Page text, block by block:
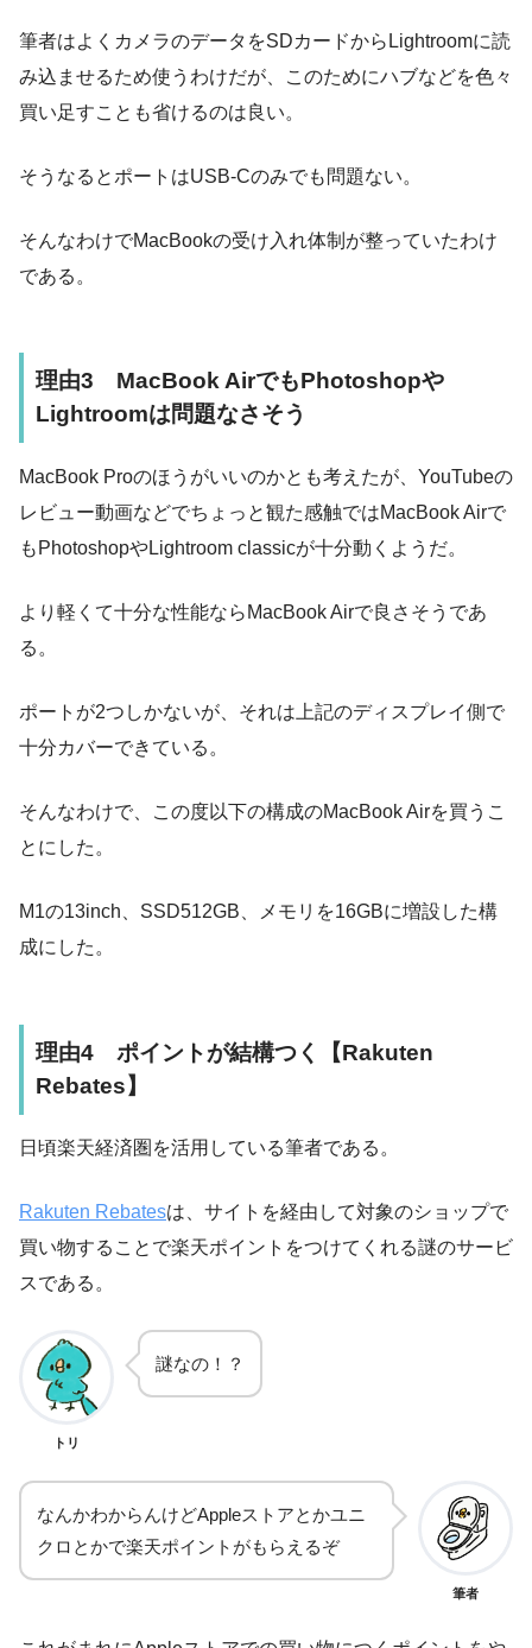
筆者はよくカメラのデータをSDカードからLightroomに読
み込ませるため使うわけだが、このためにハブなどを色々
買い足すことも省けるのは良い。
そうなるとポートはUSB-Cのみでも問題ない。
そんなわけでMacBookの受け入れ体制が整っていたわけ
である。
理由3 MacBook AirでもPhotoshopや
Lightroomは問題なさそう
MacBook Proのほうがいいのかとも考えたが、YouTubeの
レビュー動画などでちょっと観た感触ではMacBook Airで
もPhotoshopやLightroom classicが十分動くようだ。
より軽くて十分な性能ならMacBook Airで良さそうであ
る。
ポートが2つしかないが、それは上記のディスプレイ側で
十分カバーできている。
そんなわけで、この度以下の構成のMacBook Airを買うこ
とにした。
M1の13inch、SSD512GB、メモリを16GBに増設した構
成にした。
理由4 ポイントが結構つく【Rakuten
Rebates】
日頃楽天経済圏を活用している筆者である。
Rakuten Rebatesは、サイトを経由して対象のショップで
買い物することで楽天ポイントをつけてくれる謎のサービ
スである。
トリ
謎なの！？
なんかわからんけどAppleストアとかユニ
クロとかで楽天ポイントがもらえるぞ
筆者